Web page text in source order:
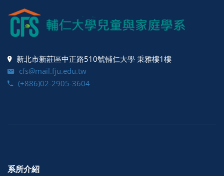
新北市新莊區中正路510號輔仁大學 秉雅樓1樓
cfs@mail.fju.edu.tw
(+886)02-2905-3604
系所介紹